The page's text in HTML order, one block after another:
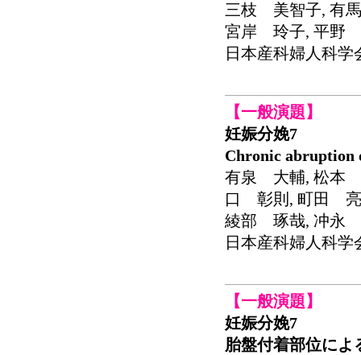
三枝 美智子, 有
宮岸 玲子, 平野
日本産科婦人科学
【一般演題】
妊娠分娩7
Chronic abruption
有泉 大輔, 松本
口 彰則, 町田
綾部 琢哉, 冲永
日本産科婦人科学
【一般演題】
妊娠分娩7
胎盤付着部位によ